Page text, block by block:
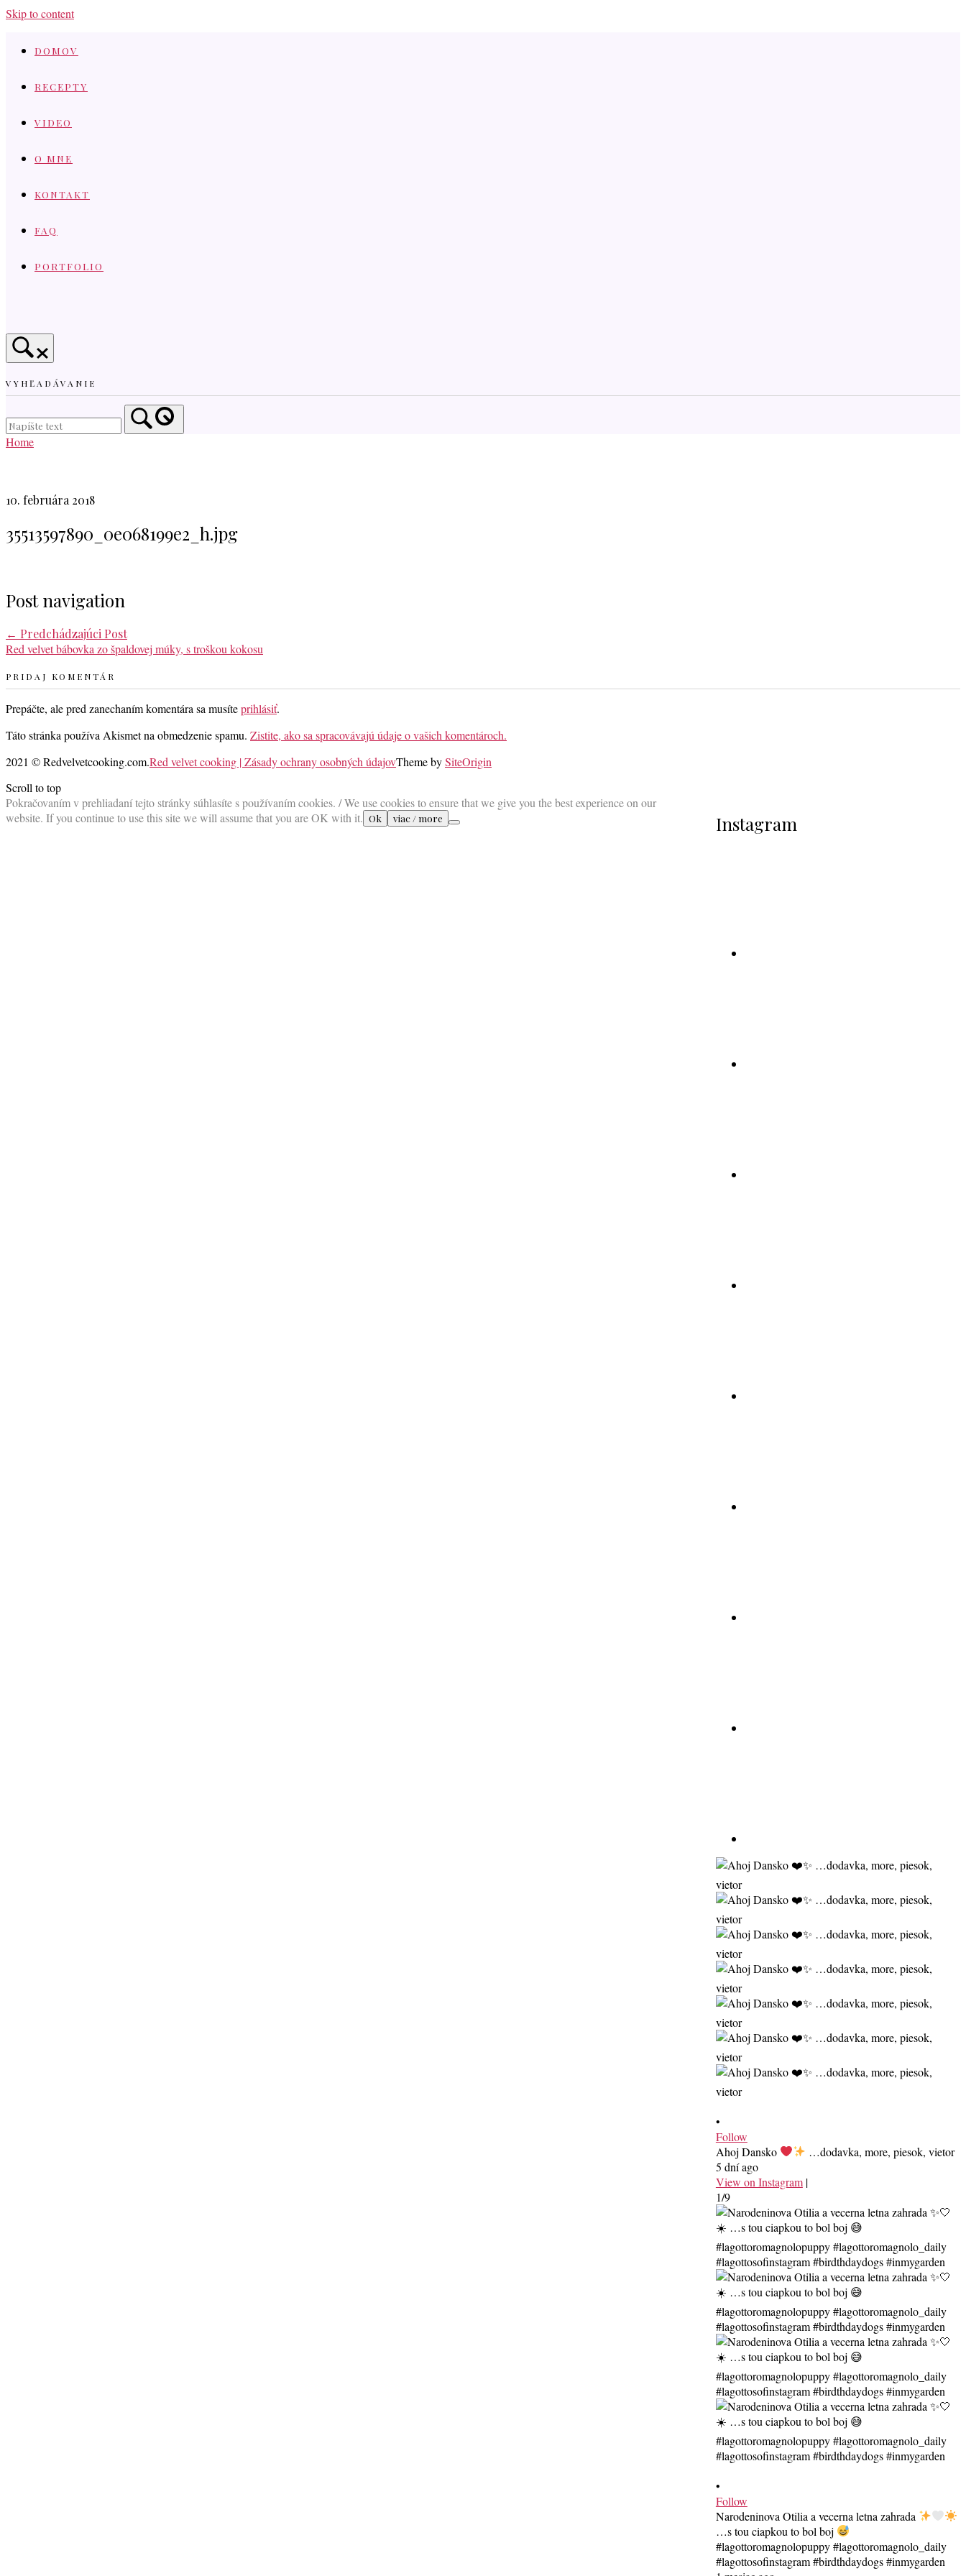
Skip to content
DOMOV
RECEPTY
VIDEO
O MNE
KONTAKT
FAQ
PORTFOLIO
VYHĽADÁVANIE
Home
10. februára 2018
35513597890_0e068199e2_h.jpg
Post navigation
← Predchádzajúci Post
Red velvet bábovka zo špaldovej múky, s troškou kokosu
PRIDAJ KOMENTÁR
Prepáčte, ale pred zanechaním komentára sa musíteprihlásiť.
Táto stránka používa Akismet na obmedzenie spamu. Zistite, ako sa spracovávajú údaje o vašich komentároch.
Instagram
•
Follow
Ahoj Dansko
…dodavka, more, piesok, vietor
5 dní ago
View on Instagram |
1/9
•
Follow
Narodeninova Otilia a vecerna letna zahrada
…s tou ciapkou to bol boj
#lagottoromagnolopuppy #lagottoromagnolo_daily
#lagottosofinstagram #birdthdaydogs #inmygarden
2021 © Redvelvetcooking.com.Red velvet cooking | Zásady ochrany osobných údajovTheme bySiteOrigin
Scroll to top
Pokračovaním v prehliadaní tejto stránky súhlasíte s používaním cookies. / We use cookies to ensure that we give you the best experience on our
website. If you continue to use this site we will assume that you are OK with it. Ok viac / more